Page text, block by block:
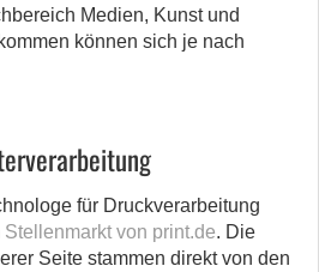
Medien, Kunst und
können sich je nach
für Druckverarbeitung
Stellenmarkt von print.de. Die
Seite stammen direkt von den